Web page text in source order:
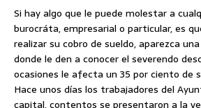
Si hay algo que le puede molestar a
burocráta, empresarial o particular, es
realizarsu cobro de sueldo, aparezca
donde le den a conocer el severendo
ocasiones le afecta un 35 por ciento de
Hace unos días los trabajadores del
capital, contentos se presentaron a la